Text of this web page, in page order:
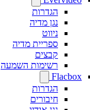
הגדרות
נגן מדיה
ניווט
ספריית מדיה
קבצים
רשימות השמעה
Flacbox
הגדרות
חיבורים